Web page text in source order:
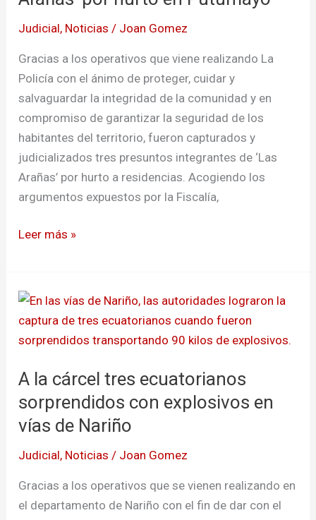
Judicial, Noticias / Joan Gomez
Gracias a los operativos que viene realizando La
Policía con el ánimo de proteger, cuidar y
salvaguardar la integridad de la comunidad y en
compromiso de garantizar la seguridad de los
habitantes del territorio, fueron capturados y
judicializados tres presuntos integrantes de ‘Las
Arañas’ por hurto a residencias. Acogiendo los
argumentos expuestos por la Fiscalía,
hurto
Leer más »
A la cárcel tres ecuatorianos
sorprendidos con explosivos en
vías de Nariño
Judicial, Noticias / Joan Gomez
Gracias a los operativos que se vienen realizando en
el departamento de Nariño con el fin de dar con el
A
la
cárcel
ecuatorianos
sorprendidos
con
en